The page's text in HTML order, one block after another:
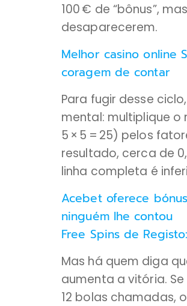
100 € de “bônus”,
desaparecerem.
Melhor casino online
coragem de contar
Para fugir desse
mental: multiplique
5 × 5 = 25) pelos
resultado, cerca de
linha completa é
Acebet oferece
ninguém lhe contou
Free Spins de
Mas há quem diga
aumenta a vitória.
12 bolas chamadas,